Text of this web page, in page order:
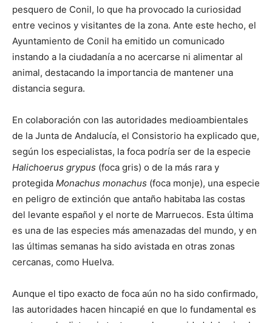
pesquero de Conil, lo que ha provocado la curiosidad
entre vecinos y visitantes de la zona. Ante este hecho, el
Ayuntamiento de Conil ha emitido un comunicado
instando a la ciudadanía a no acercarse ni alimentar al
animal, destacando la importancia de mantener una
distancia segura.
En colaboración con las autoridades medioambientales
de la Junta de Andalucía, el Consistorio ha explicado que,
según los especialistas, la foca podría ser de la especie
Halichoerus grypus (foca gris) o de la más rara y
protegida Monachus monachus (foca monje), una especie
en peligro de extinción que antaño habitaba las costas
del levante español y el norte de Marruecos. Esta última
es una de las especies más amenazadas del mundo, y en
las últimas semanas ha sido avistada en otras zonas
cercanas, como Huelva.
Aunque el tipo exacto de foca aún no ha sido confirmado,
las autoridades hacen hincapié en que lo fundamental es